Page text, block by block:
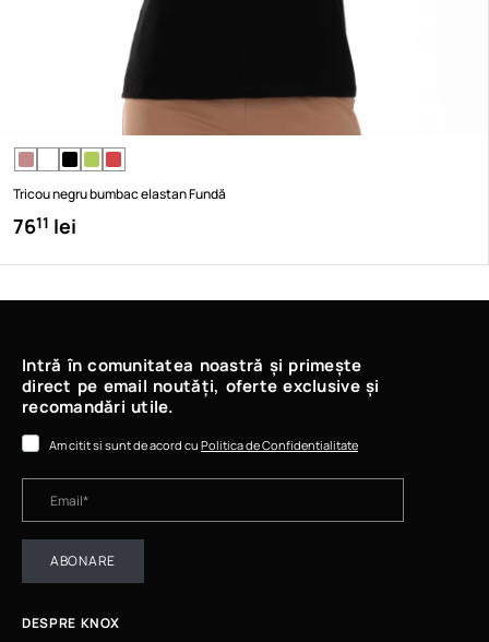
Tricou negru bumbac elastan Fundă
7611 lei
Intră în comunitatea noastră și primește
direct pe email noutăți, oferte exclusive și
recomandări utile.
Am citit si sunt de acord cu Politica de Confidentialitate
ABONARE
DESPRE KNOX